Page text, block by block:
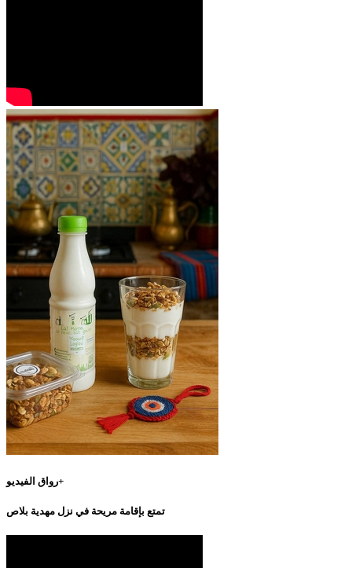
رواق الفيديو+
تمتع بإقامة مريحة في نزل مهدية بلاص